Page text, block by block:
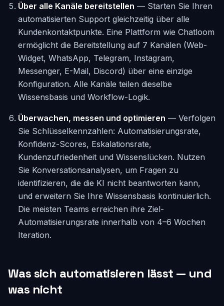
Über alle Kanäle bereitstellen — Starten Sie Ihren
automatisierten Support gleichzeitig über alle
Kundenkontaktpunkte. Eine Plattform wie Chatloom
ermöglicht die Bereitstellung auf 7 Kanälen (Web-
Widget, WhatsApp, Telegram, Instagram,
Messenger, E-Mail, Discord) über eine einzige
Konfiguration. Alle Kanäle teilen dieselbe
Wissensbasis und Workflow-Logik.
Überwachen, messen und optimieren — Verfolgen
Sie Schlüsselkennzahlen: Automatisierungsrate,
Konfidenz-Scores, Eskalationsrate,
Kundenzufriedenheit und Wissenslücken. Nutzen
Sie Konversationsanalysen, um Fragen zu
identifizieren, die die KI nicht beantworten kann,
und erweitern Sie Ihre Wissensbasis kontinuierlich.
Die meisten Teams erreichen ihre Ziel-
Automatisierungsrate innerhalb von 4–6 Wochen
Iteration.
Was sich automatisieren lässt — und
was nicht